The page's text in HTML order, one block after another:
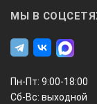
МЫ В
Пн-Пт: 9:00-18:00
Сб-Вс: выходной